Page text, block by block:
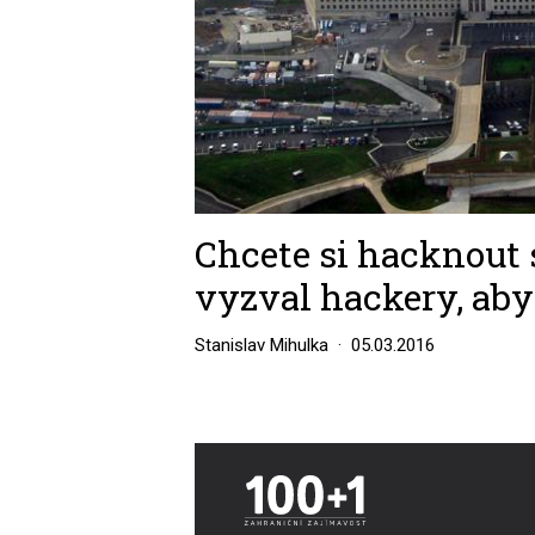
Chcete si hacknout
vyzval hackery,
Stanislav Mihulka 05.03.2016